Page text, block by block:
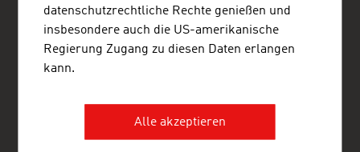
FRESH VIEW
Gewinnen Sie exklusive Einblicke in verschiedene
Branchen und Unternehmen der österreichischen
datenschutzrechtliche Rechte genießen und
insbesondere auch die US-amerikanische
Regierung Zugang zu diesen Daten erlangen
kann.
Alle akzeptieren